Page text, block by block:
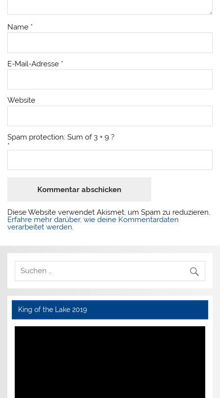
Name *
E-Mail-Adresse *
Website
Spam protection: Sum of 3 + 9 ?
*
Diese Website verwendet Akismet, um Spam zu reduzieren.
Erfahre mehr darüber, wie deine Kommentardaten
verarbeitet werden.
King of the Lake 2019
Video-